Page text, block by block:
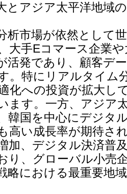
とアジア太平洋地域
析市場が依然として
大手Eコマース企業
活発であり、顧客デ
。特にリアルタイム
化への投資が拡大し
ます。一方、アジア
韓国を中心にデジタ
高い成長率が期待さ
加、デジタル決済普
り、グローバル小売
略における最重要地